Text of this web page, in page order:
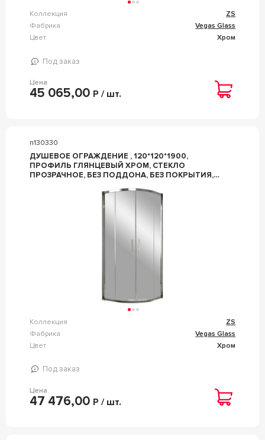
Коллекция
ZS
Фабрика
Vegas Glass
Цвет
Хром
Под заказ
Цена
45 065,00 Р / шт.
n130330
ДУШЕВОЕ ОГРАЖДЕНИЕ , 120*120*1900,
ПРОФИЛЬ ГЛЯНЦЕВЫЙ ХРОМ, СТЕКЛО
ПРОЗРАЧНОЕ, БЕЗ ПОДДОНА, БЕЗ ПОКРЫТИЯ,
Коллекция
ZS
Фабрика
Vegas Glass
Цвет
Хром
Под заказ
Цена
47 476,00 Р / шт.